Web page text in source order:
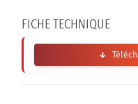
FICHE TECHNIQUE